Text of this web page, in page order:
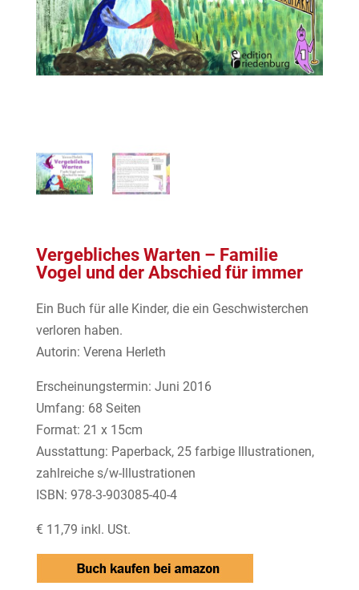
Vergebliches Warten – Familie
Vogel und der Abschied für immer
Ein Buch für alle Kinder, die ein Geschwisterchen
verloren haben.
Autorin: Verena Herleth
Erscheinungstermin: Juni 2016
Umfang: 68 Seiten
Format: 21 x 15cm
Ausstattung: Paperback, 25 farbige Illustrationen,
zahlreiche s/w-Illustrationen
ISBN: 978-3-903085-40-4
€ 11,79 inkl. USt.